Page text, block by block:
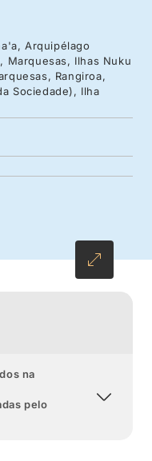
de Tahiti até às
Descubra a lagoa
dois dias em
da Polinésia.
Ilhas Marquesas
um mundo de
Regresse a
Arquipélago
Marquesas, Ilhas Nuku
Rangiroa,
Sociedade), Ilha
na
pelo